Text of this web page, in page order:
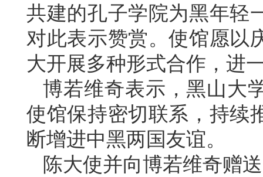
共建的孔子学院为黑年轻
对此表示赞赏。使馆愿以
大开展多种形式合作，进
博若维奇表示，黑山大
使馆保持密切联系，持续
断增进中黑两国友谊。
陈大使并向博若维奇赠